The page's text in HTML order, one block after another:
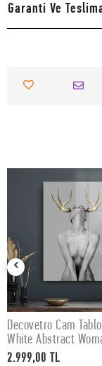
Garanti Ve
SEPETE EKLE
Decovetro Cam
White Abstract
50x70 cm
2.999,00 TL